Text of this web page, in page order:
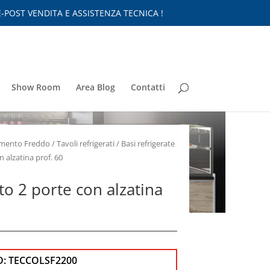
VENDITA E ASSISTENZA TECNICA !
Show Room Area Blog Contatti
Freddo /Tavoli refrigerati/ Basi refrigerate
alzatina prof. 60
2 porte con alzatina
TECCOLSF2200